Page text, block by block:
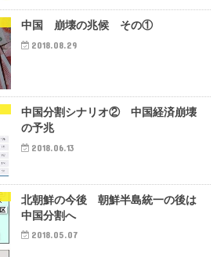
中国 崩壊の兆候 その①
2018.08.29
中国分割シナリオ② 中国経済崩壊
の予兆
2018.06.13
北朝鮮の今後 朝鮮半島統一の後は
中国分割へ
2018.05.07